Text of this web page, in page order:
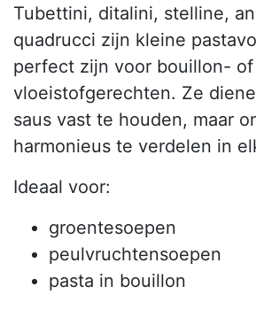
Tubettini, ditalini, stelline,
quadrucci zijn kleine
perfect zijn voor bouillon- of
vloeistofgerechten. Ze
saus vast te houden, maar
harmonieus te verdelen in
Ideaal voor:
groentesoepen
peulvruchtensoepen
pasta in bouillon